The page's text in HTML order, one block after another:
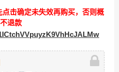
击确定未失效再购买，否则概
不退款